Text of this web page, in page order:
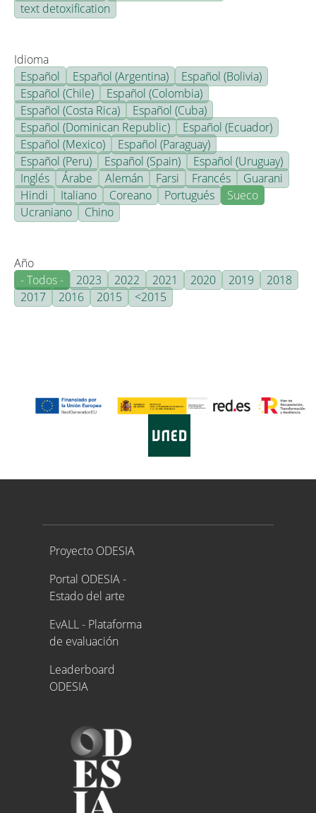
text detoxification
Idioma
Español
Español (Argentina)
Español (Bolivia)
Español (Chile)
Español (Colombia)
Español (Costa Rica)
Español (Cuba)
Español (Dominican Republic)
Español (Ecuador)
Español (Mexico)
Español (Paraguay)
Español (Peru)
Español (Spain)
Español (Uruguay)
Inglés
Árabe Alemán Farsi Francés
Guarani
Hindi
Italiano Coreano Portugués
Sueco
Ucraniano
Chino
Año
- Todos -
2023 2022 2021 2020 2019
2018
2017
2016 2015 <2015
Proyecto ODESIA
Proyecto ODESIA
Portal ODESIA -
Estado del arte
EvALL - Plataforma
de evaluación
Leaderboard
ODESIA